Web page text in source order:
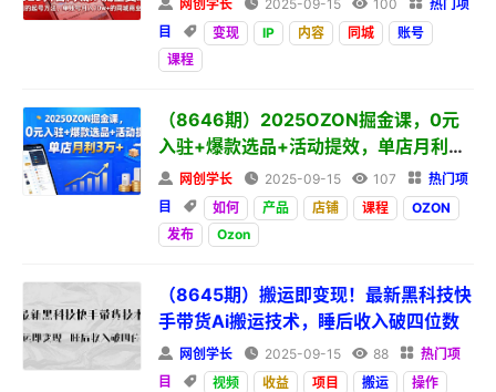
 网创学长  2025-09-15  100  热门项
目
 变现 IP 内容 同城
账号
课程
（8646期）2025OZON掘金课，0元
入驻+爆款选品+活动提效，单店月利3
万
 网创学长  2025-09-15  107  热门项
目
 如何 产品 店铺 课程
OZON
发布
Ozon
（8645期）搬运即变现！最新黑科技快
手带货Ai搬运技术，睡后收入破四位数
 网创学长  2025-09-15  88  热门项
目
 视频 收益 项目 搬运
操作